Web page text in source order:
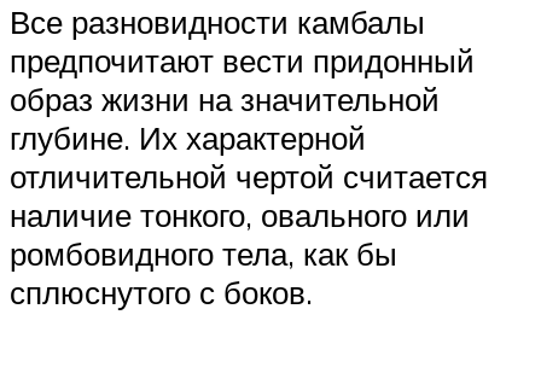
Все разновидности камбалы
предпочитают вести придонный
образ жизни на значительной
глубине. Их характерной
отличительной чертой считается
наличие тонкого, овального или
ромбовидного тела, как бы
сплюснутого с боков.